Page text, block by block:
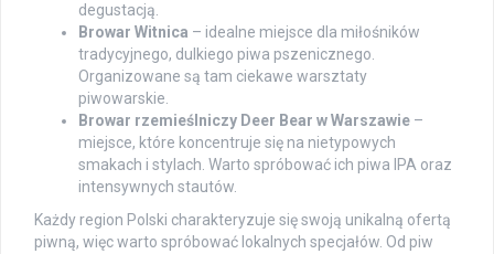
degustacją.
Browar Witnica – idealne miejsce dla miłośników
tradycyjnego, dulkiego piwa pszenicznego.
Organizowane są tam ciekawe warsztaty
piwowarskie.
Browar rzemieślniczy Deer Bear w Warszawie –
miejsce, które koncentruje się na nietypowych
smakach i stylach. Warto spróbować ich piwa IPA oraz
intensywnych stautów.
Każdy region Polski charakteryzuje się swoją unikalną ofertą
piwną, więc warto spróbować lokalnych specjałów. Od piw